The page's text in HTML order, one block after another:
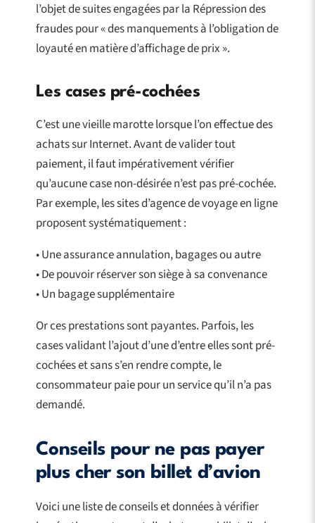
l’objet de suites engagées par la Répression des
fraudes pour « des manquements à l’obligation de
loyauté en matière d’affichage de prix ».
Les cases pré-cochées
C’est une vieille marotte lorsque l’on effectue des
achats sur Internet. Avant de valider tout
paiement, il faut impérativement vérifier
qu’aucune case non-désirée n’est pas pré-cochée.
Par exemple, les sites d’agence de voyage en ligne
proposent systématiquement :
• Une assurance annulation, bagages ou autre
• De pouvoir réserver son siège à sa convenance
• Un bagage supplémentaire
Or ces prestations sont payantes. Parfois, les
cases validant l’ajout d’une d’entre elles sont pré-
cochées et sans s’en rendre compte, le
consommateur paie pour un service qu’il n’a pas
demandé.
Conseils pour ne pas payer
plus cher son billet d’avion
Voici une liste de conseils et données à vérifier